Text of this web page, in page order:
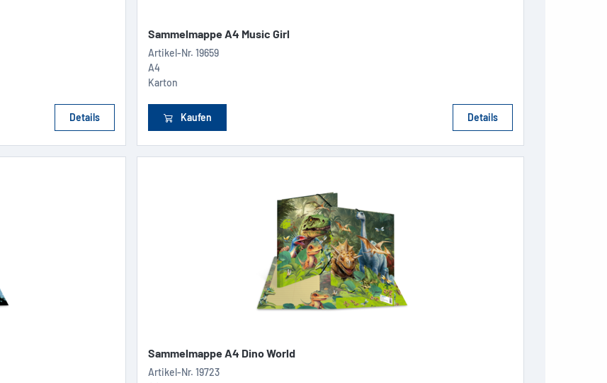
Details
Sammelmappe A4 Music Girl
Artikel-Nr. 19659
A4
Karton
Kaufen Details
Sammelmappe A4 Dino World
Artikel-Nr. 19723